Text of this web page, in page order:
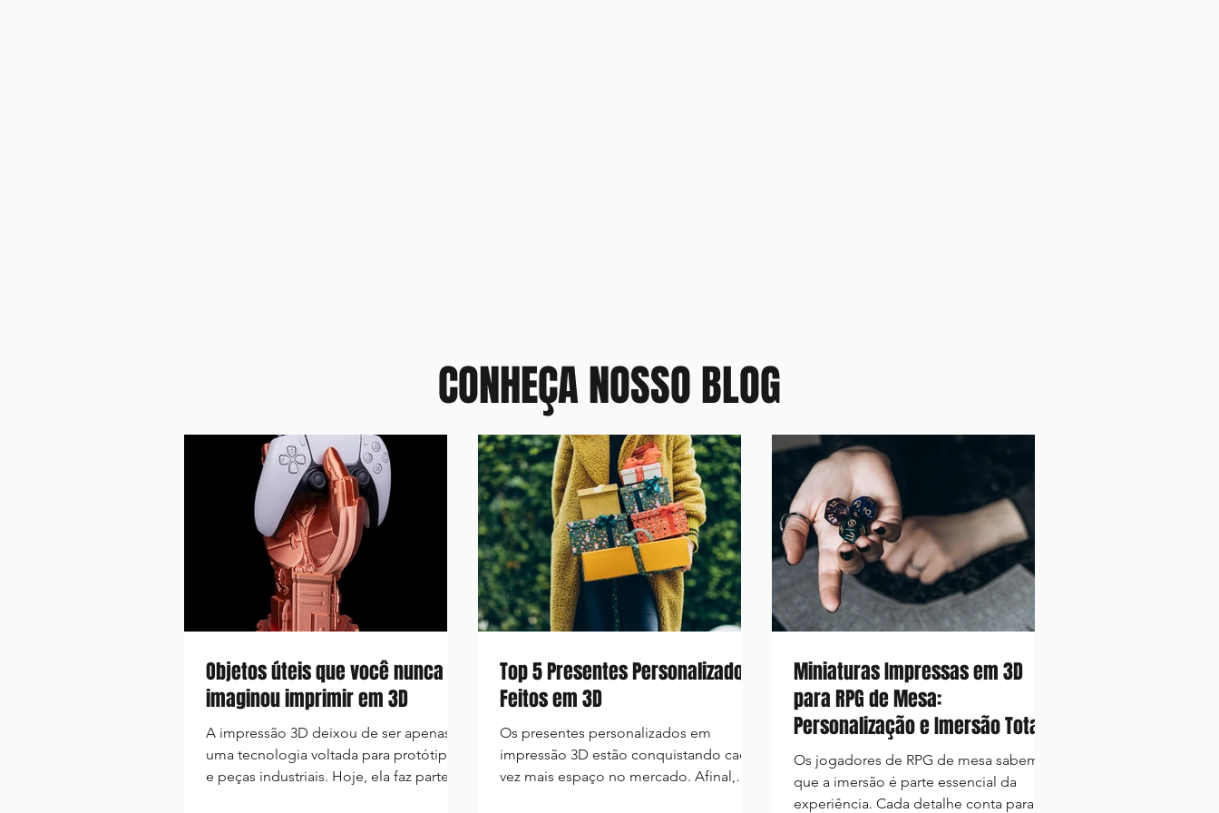
CONHEÇA NOSSO BLOG
Objetos úteis que você nunca
imaginou imprimir em 3D
A impressão 3D deixou de ser apenas
uma tecnologia voltada para protótipos
e peças industriais. Hoje, ela faz parte
Top 5 Presentes Personalizados
Feitos em 3D
Os presentes personalizados em
impressão 3D estão conquistando cada
vez mais espaço no mercado. Afinal,
Miniaturas Impressas em 3D
para RPG de Mesa:
Personalização e Imersão Total
Os jogadores de RPG de mesa sabem
que a imersão é parte essencial da
experiência. Cada detalhe conta para